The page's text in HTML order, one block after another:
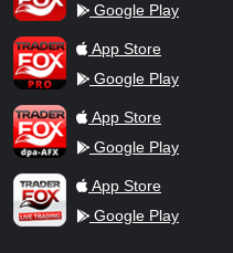
Google Play
TraderFox ProApp Store
Google Play
TraderFox dpa-AFX ProFeed
App Store
Google Play
TraderFox Live Trading
App Store
Google Play